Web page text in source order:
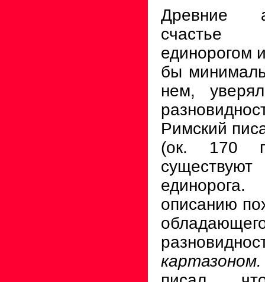
Древние
счастье
единорогом
бы
нем,
Римский
(ок. 170
существуют
описанию